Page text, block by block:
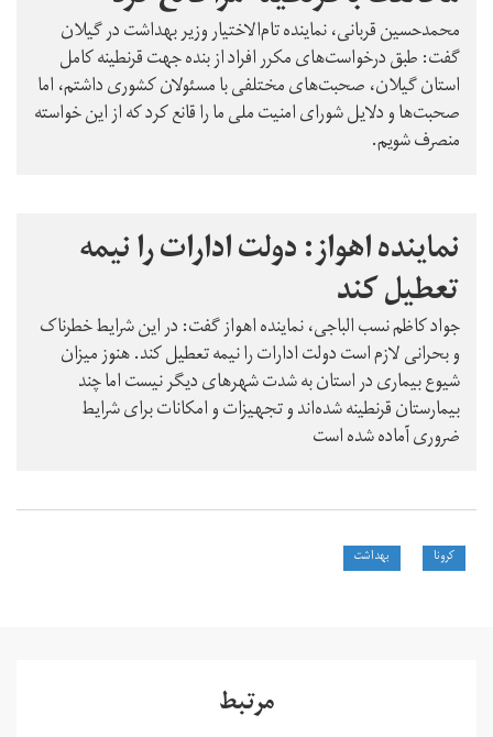
محمدحسین قربانی، نماینده تام‌الاختیار وزیر بهداشت در گیلان
گفت: طبق درخواست‌های مکرر افراد از بنده جهت قرنطینه کامل
استان گیلان، صحبت‌های مختلفی با مسئولان کشوری داشتم، اما
صحبت‌ها و دلایل شورای امنیت ملی ما را قانع کرد که از این خواسته
منصرف شویم.
نماینده اهواز: دولت ادارات را نیمه
تعطیل کند
جواد کاظم نسب الباجی، نماینده اهواز گفت: در این شرایط خطرناک
و بحرانی لازم است دولت ادارات را نیمه تعطیل کند. هنوز میزان
شیوع بیماری در استان به شدت شهرهای دیگر نیست اما چند
بیمارستان قرنطینه شده‌اند و تجهیزات و امکانات برای شرایط
ضروری آماده شده است
کرونا بهداشت
مرتبط